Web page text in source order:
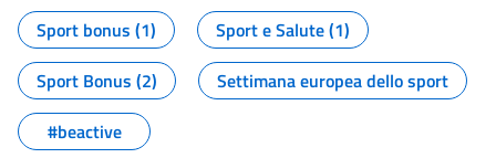
Sport bonus (1)
Sport e Salute (1)
Sport Bonus (2)
Settimana europea dello sport
#beactive